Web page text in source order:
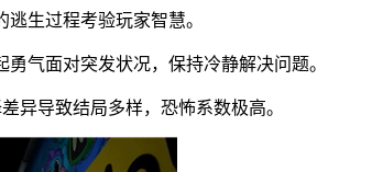
生过程考验玩家智慧。
气面对突发状况，保持冷静解决问题。
异导致结局多样，恐怖系数极高。